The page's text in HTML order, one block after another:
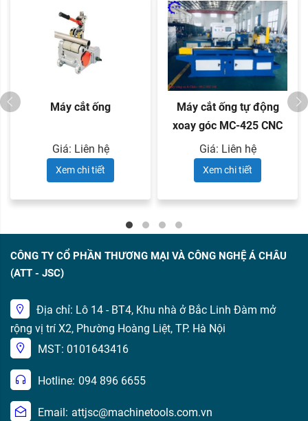
Máy cắt ống
Giá: Liên hệ
Xem chi tiết
Máy cắt ống tự động
xoay góc MC-425 CNC
Giá: Liên hệ
Xem chi tiết
CÔNG TY CỔ PHẦN THƯƠNG MẠI VÀ CÔNG NGHỆ Á CHÂU
(ATT - JSC)
Địa chỉ: Lô 14 - BT4, Khu nhà ở Bắc Linh Đàm mở
rộng vị trí X2, Phường Hoàng Liệt, TP. Hà Nội
MST: 0101643416
Hotline: 094 896 6655
Email: attjsc@machinetools.com.vn